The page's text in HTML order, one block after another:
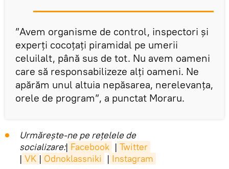
”Avem organisme de control, inspectori și
experți cocoțați piramidal pe umerii
celuilalt, până sus de tot. Nu avem oameni
care să responsabilizeze alți oameni. Ne
apărăm unul altuia nepăsarea, nerelevanța,
orele de program”, a punctat Moraru.
Urmărește-ne pe rețelele de
socializare:| Facebook | Twitter
| VK | Odnoklassniki | Instagram